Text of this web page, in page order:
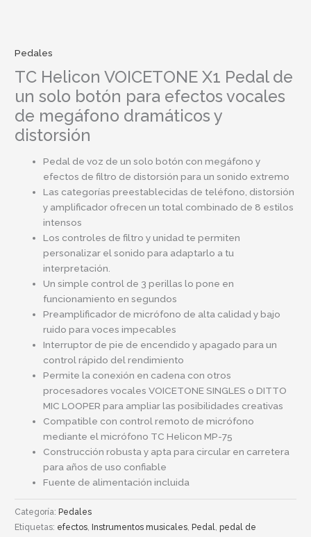
Pedales
TC Helicon VOICETONE X1 Pedal de
un solo botón para efectos vocales
de megáfono dramáticos y
distorsión
Pedal de voz de un solo botón con megáfono y
efectos de filtro de distorsión para un sonido extremo
Las categorías preestablecidas de teléfono, distorsión
y amplificador ofrecen un total combinado de 8 estilos
intensos
Los controles de filtro y unidad te permiten
personalizar el sonido para adaptarlo a tu
interpretación.
Un simple control de 3 perillas lo pone en
funcionamiento en segundos
Preamplificador de micrófono de alta calidad y bajo
ruido para voces impecables
Interruptor de pie de encendido y apagado para un
control rápido del rendimiento
Permite la conexión en cadena con otros
procesadores vocales VOICETONE SINGLES o DITTO
MIC LOOPER para ampliar las posibilidades creativas
Compatible con control remoto de micrófono
mediante el micrófono TC Helicon MP-75
Construcción robusta y apta para circular en carretera
para años de uso confiable
Fuente de alimentación incluida
Categoría:Pedales
Etiquetas: efectos ,Instrumentos musicales ,Pedal ,pedal de